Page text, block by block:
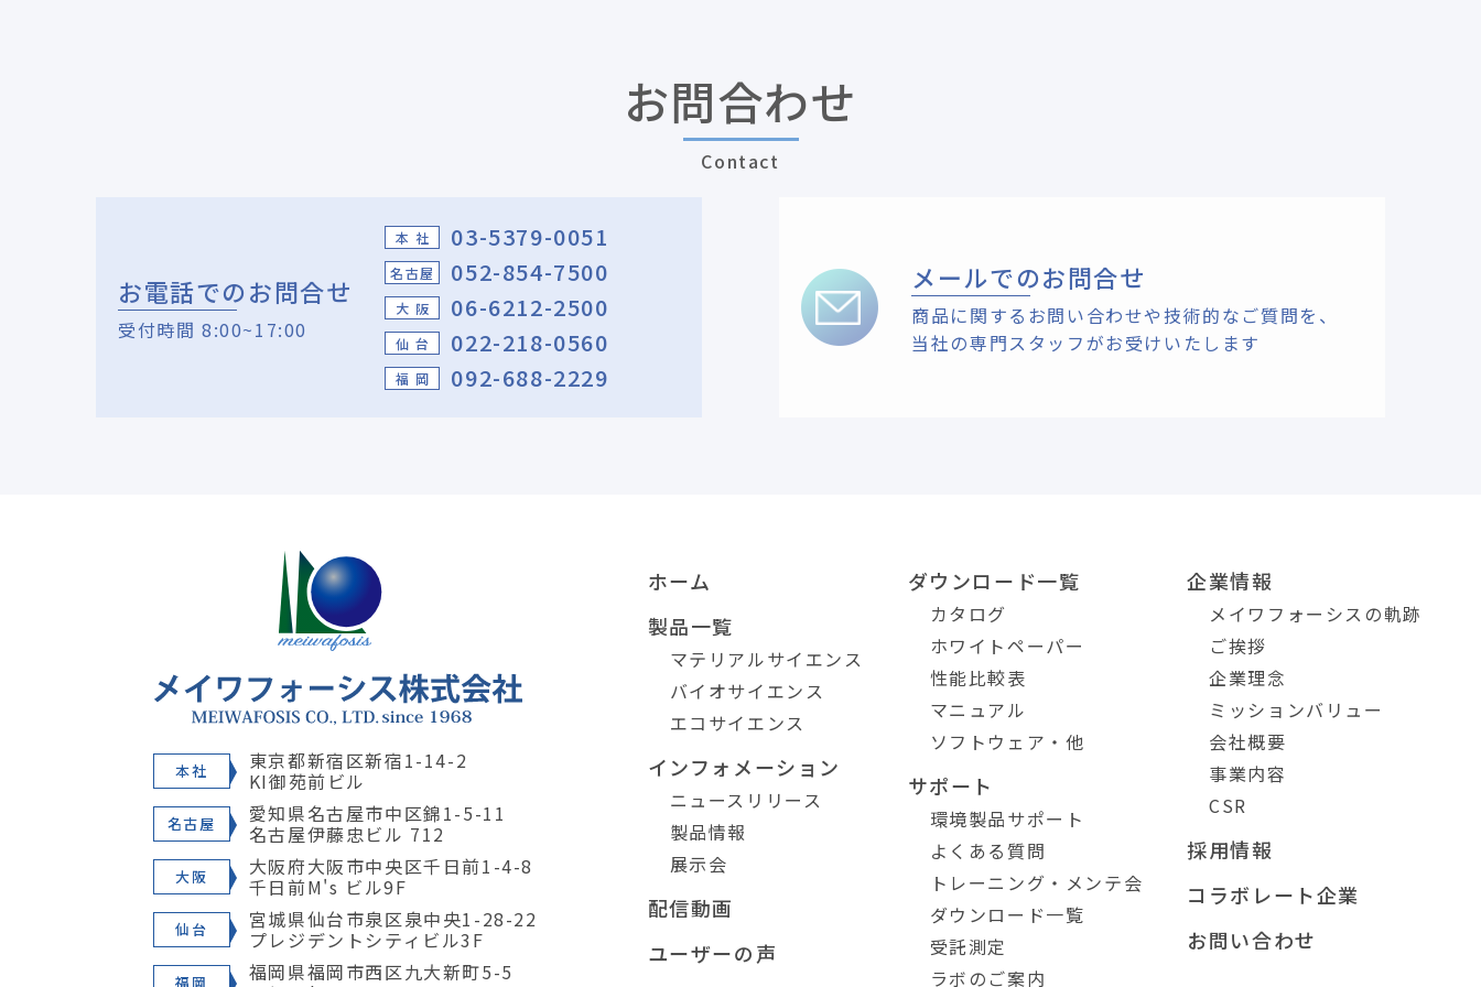
お問合わせ
Contact
お電話でのお問合せ
受付時間 8:00~17:00
本 社 03-5379-0051
名古屋 052-854-7500
大 阪 06-6212-2500
仙 台 022-218-0560
福 岡 092-688-2229
メールでのお問合せ
商品に関するお問い合わせや技術的なご質問を、
当社の専門スタッフがお受けいたします
本社 東京都新宿区新宿1-14-2
KI御苑前ビル
名古屋 愛知県名古屋市中区錦1-5-11
名古屋伊藤忠ビル 712
大阪 大阪府大阪市中央区千日前1-4-8
千日前M's ビル9F
仙台 宮城県仙台市泉区泉中央1-28-22
プレジデントシティビル3F
福岡 福岡県福岡市西区九大新町5-5
ホーム
製品一覧
マテリアルサイエンス
バイオサイエンス
エコサイエンス
インフォメーション
ニュースリリース
製品情報
展示会
配信動画
ユーザーの声
ダウンロード一覧
カタログ
ホワイトペーパー
性能比較表
マニュアル
ソフトウェア・他
サポート
環境製品サポート
よくある質問
トレーニング・メンテ会
ダウンロード一覧
受託測定
ラボのご案内
企業情報
メイワフォーシスの軌跡
ご挨拶
企業理念
ミッションバリュー
会社概要
事業内容
CSR
採用情報
コラボレート企業
お問い合わせ